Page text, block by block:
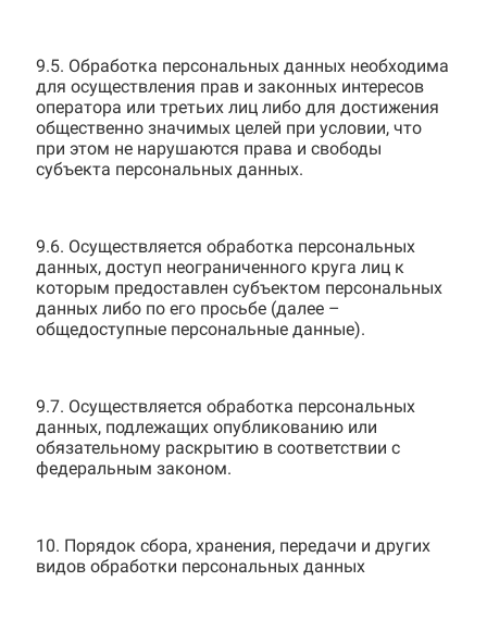
9.5. Обработка персональных данных необходима
для осуществления прав и законных интересов
оператора или третьих лиц либо для достижения
общественно значимых целей при условии, что
при этом не нарушаются права и свободы
субъекта персональных данных.
9.6. Осуществляется обработка персональных
данных, доступ неограниченного круга лиц к
которым предоставлен субъектом персональных
данных либо по его просьбе (далее –
общедоступные персональные данные).
9.7. Осуществляется обработка персональных
данных, подлежащих опубликованию или
обязательному раскрытию в соответствии с
федеральным законом.
10. Порядок сбора, хранения, передачи и других
видов обработки персональных данных